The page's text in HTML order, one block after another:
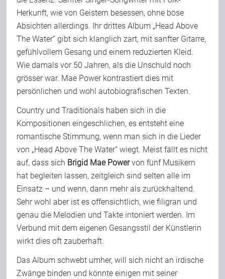
Herkunft, wie von Geistern besessen, ohne böse
Absichten allerdings. Ihr drittes Album „Head Above
The Water“ gibt sich klanglich zart, mit sanfter Gitarre,
gefühlvollem Gesang und einem reduzierten Kleid.
Wie damals vor 50 Jahren, als die Unschuld noch
grösser war. Mae Power kontrastiert dies mit
persönlichen und wohl autobiografischen Texten.
Country und Traditionals haben sich in die
Kompositionen eingeschlichen, es entsteht eine
romantische Stimmung, wenn man sich in die Lieder
von „Head Above The Water“ wiegt. Meist fällt es nicht
auf, dass sich Brigid Mae Powervon fünf Musikern
hat begleiten lassen, zeitgleich sind selten alle im
Einsatz – und wenn, dann mehr als zurückhaltend.
Sehr wohl aber ist es offensichtlich, wie filigran und
genau die Melodien und Takte intoniert werden. Im
Verbund mit dem eigenen Gesangsstil der Künstlerin
wirkt dies oft zauberhaft.
Das Album schwebt umher, will sich nicht an irdische
Zwänge binden und könnte einigen mit seiner